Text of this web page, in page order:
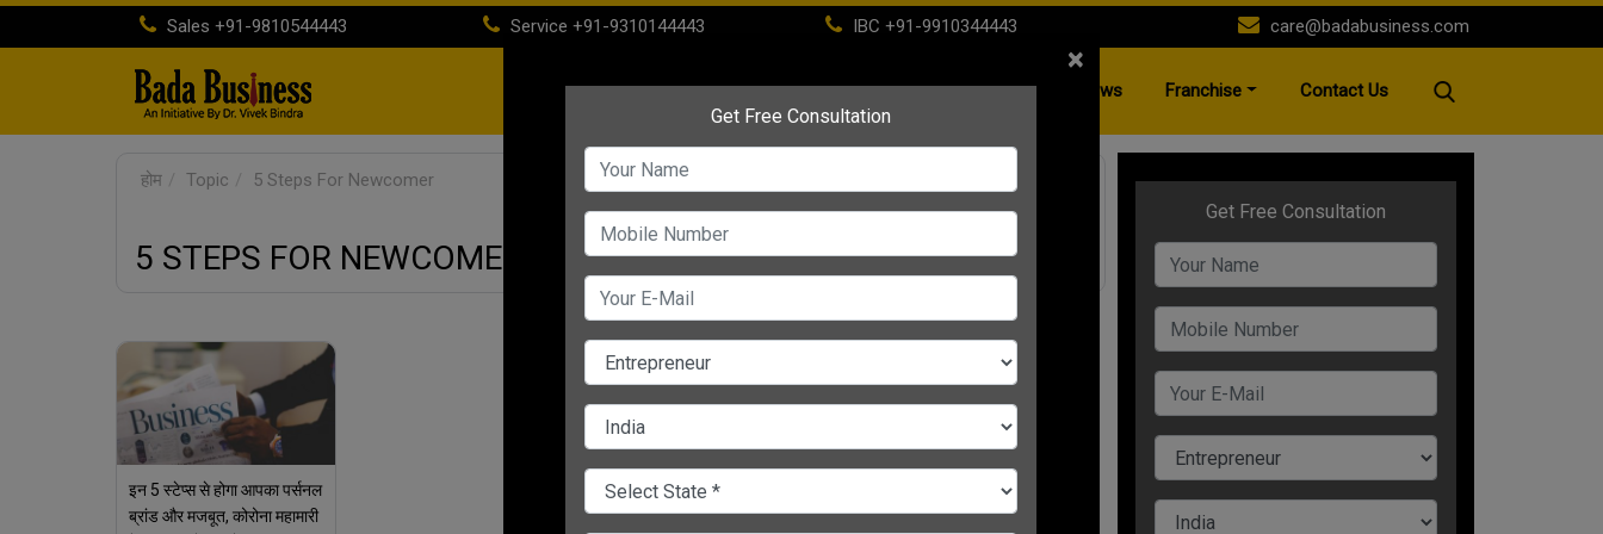
Sales +91-9810544443 Service +91-9310144443 IBC +91-9910344443 care@badabusiness.com
Home(current)About IBC PSC News Franchise Contact Us
होम Topic 5 Steps For Newcomer
5 STEPS FOR NEWCOMER
इन 5 स्टेप्स से होगा आपका पर्सनल
ब्रांड और मजबूत, कोरोना महामारी
×